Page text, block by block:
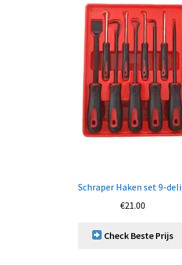
Schraper Haken set 9-
€21.00
Check Beste Prijs